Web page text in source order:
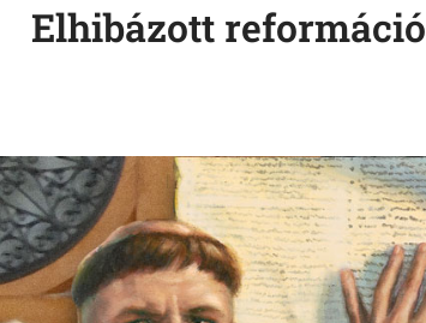
Elhibázott